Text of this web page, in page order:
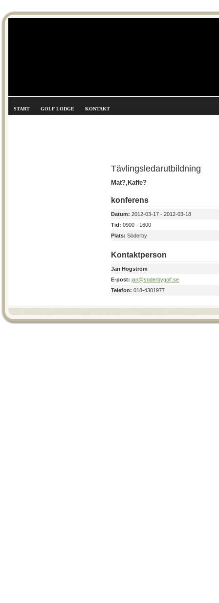
START GOLF LODGE KONTAKT
Tävlingsledarutbildning
Mat?,Kaffe?
konferens
Datum: 2012-03-17 - 2012-03-18
Tid: 0900 - 1600
Plats: Söderby
Kontaktperson
Jan Högström
E-post: jan@soderbygolf.se
Telefon: 018-4301977